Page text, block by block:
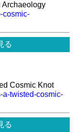
cosmic-
る
Cosmic Knot
a-twisted-cosmic-
る